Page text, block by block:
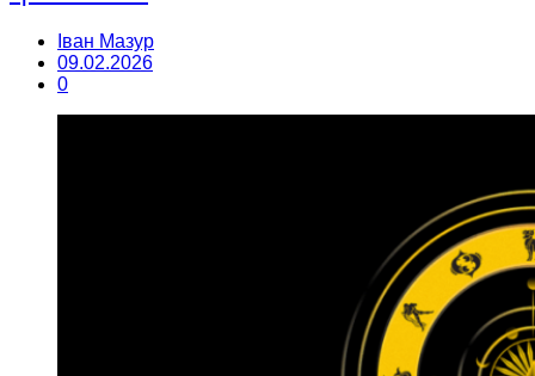
Іван Мазур
09.02.2026
0